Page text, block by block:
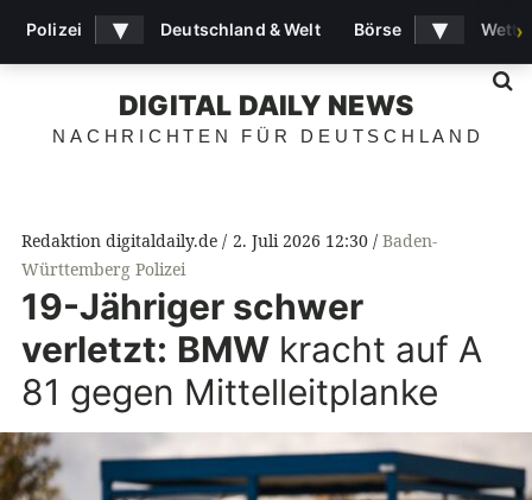
DIGITAL DAILY NEWS
NACHRICHTEN FÜR DEUTSCHLAND
Redaktion digitaldaily.de 2. Juli 2026 12:30
Baden-
Württemberg Polizei
19-Jähriger schwer
verletzt: BMW kracht auf A
81 gegen Mittelleitplanke
Polizei ▾ Deutschland & Welt Börse ▾ ›